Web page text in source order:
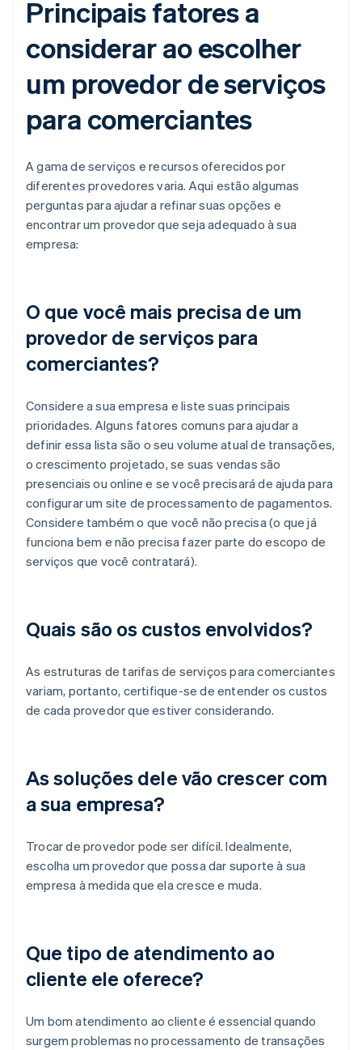
Principais fatores a
considerar ao escolher
um provedor de serviços
para comerciantes
A gama de serviços e recursos oferecidos por
diferentes provedores varia. Aqui estão algumas
perguntas para ajudar a refinar suas opções e
encontrar um provedor que seja adequado à sua
empresa:
O que você mais precisa de um
provedor de serviços para
comerciantes?
Considere a sua empresa e liste suas principais
prioridades. Alguns fatores comuns para ajudar a
definir essa lista são o seu volume atual de transações,
o crescimento projetado, se suas vendas são
presenciais ou online e se você precisará de ajuda para
configurar um site de processamento de pagamentos.
Considere também o que você não precisa (o que já
funciona bem e não precisa fazer parte do escopo de
serviços que você contratará).
Quais são os custos envolvidos?
As estruturas de tarifas de serviços para comerciantes
variam, portanto, certifique-se de entender os custos
de cada provedor que estiver considerando.
As soluções dele vão crescer com
a sua empresa?
Trocar de provedor pode ser difícil. Idealmente,
escolha um provedor que possa dar suporte à sua
empresa à medida que ela cresce e muda.
Que tipo de atendimento ao
cliente ele oferece?
Um bom atendimento ao cliente é essencial quando
surgem problemas no processamento de transações